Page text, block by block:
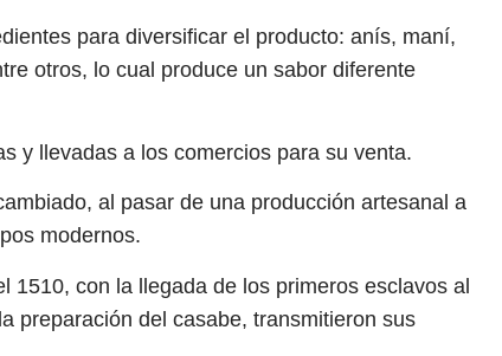
para diversificar el producto: anís, maní,
otros, lo cual produce un sabor diferente
y llevadas a los comercios para su venta.
al pasar de una producción artesanal a
modernos.
1510, con la llegada de los primeros esclavos al
preparación del casabe, transmitieron sus